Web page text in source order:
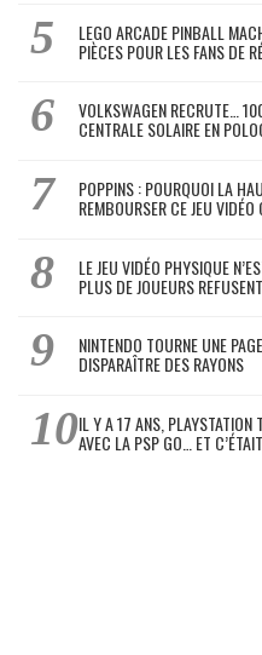
LEGO ARCADE PINBALL
PIÈCES POUR LES FANS DE
VOLKSWAGEN RECRUTE…
CENTRALE SOLAIRE EN
POPPINS : POURQUOI LA
REMBOURSER CE JEU
LE JEU VIDÉO PHYSIQUE
PLUS DE JOUEURS
NINTENDO TOURNE UNE
DISPARAÎTRE DES RAYONS
IL Y A 17 ANS, PLAYSTATION
AVEC LA PSP GO… ET